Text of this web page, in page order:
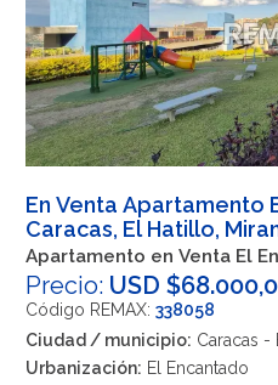
En Venta Apartamento
Caracas, El Hatillo,
Apartamento en Venta El
Precio: USD
Código REMAX: 338058
Ciudad / municipio: Caracas -
Urbanización: El Encantado